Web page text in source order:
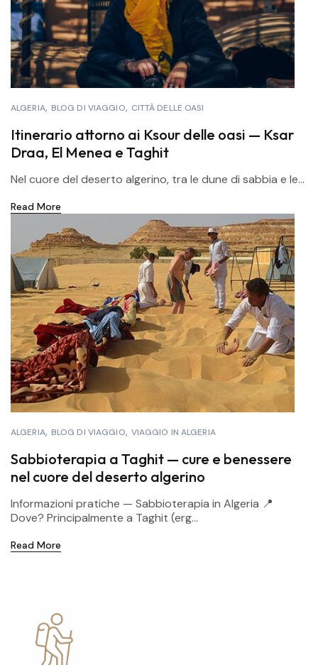
ALGERIA BLOG DI VIAGGIO CITTÀ DELLE OASI
Itinerario attorno ai Ksour delle oasi — Ksar
Draa, El Menea e Taghit
Nel cuore del deserto algerino, tra le dune di sabbia e le...
Read More
ALGERIA BLOG DI VIAGGIO VIAGGIO IN ALGERIA
Sabbioterapia a Taghit — cure e benessere
nel cuore del deserto algerino
Informazioni pratiche — Sabbioterapia in Algeria 📍
Dove? Principalmente a Taghit (erg...
Read More